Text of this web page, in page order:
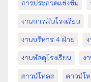
การประกวดแข่งขัน
งานการเงินโรงเรียน
งานบริหาร 4 ฝ่าย
งานพัสดุโรงเรียน
ง
ดาวน์โหลด
ดาวน์โ